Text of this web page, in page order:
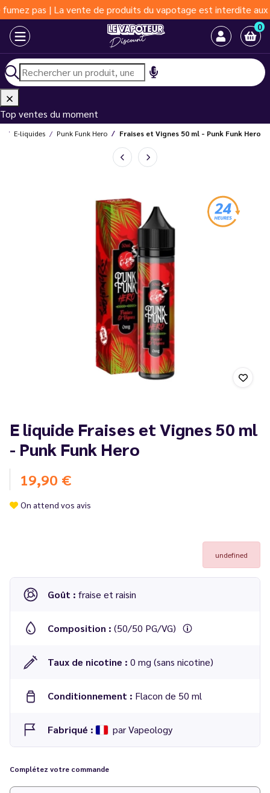
| La vente de produits du vapotage est interdite aux
0
Top ventes du moment
E-liquides Punk Funk Hero Fraises et Vignes 50 ml - Punk Funk Hero
E liquide Fraises et Vignes 50 ml
- Punk Funk Hero
19,90 €
On attend vos avis
undefined
Goût : fraise et raisin
Composition : (50/50 PG/VG)
Taux de nicotine : 0 mg (sans nicotine)
Conditionnement : Flacon de 50 ml
Fabriqué : par Vapeology
Complétez votre commande